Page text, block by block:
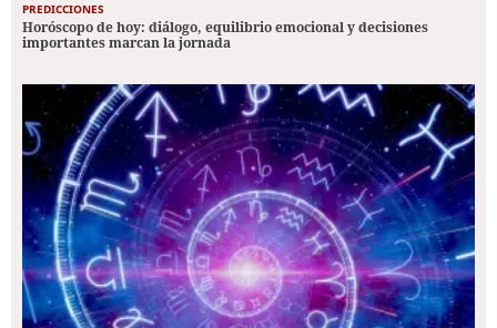
PREDICCIONES
Horóscopo de hoy: diálogo, equilibrio emocional y decisiones
importantes marcan la jornada